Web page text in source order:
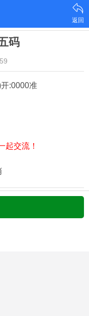
返回
码
开:0000准
起交流！